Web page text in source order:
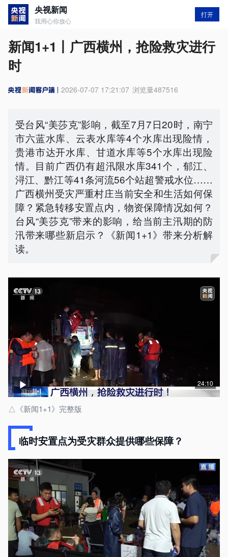
央视新闻
我用心你放心
打开
新闻1+1丨广西横州，抢险救灾进行
时
2026-07-07 17:21:07 浏览量487516
受台风“美莎克”影响，截至7月7日20时，南宁
市六蓝水库、云表水库等4个水库出现险情，
贵港市达开水库、甘道水库等5个水库出现险
情。目前广西仍有超汛限水库341个，郁江、
浔江、黔江等41条河流56个站超警戒水位……
广西横州受灾严重村庄当前安全和生活如何保
障？紧急转移安置点内，物资保障情况如何？
台风“美莎克”带来的影响，给当前主汛期的防
汛带来哪些新启示？《新闻1+1》带来分析解
读。
24:10
△《新闻1+1》完整版
临时安置点为受灾群众提供哪些保障？